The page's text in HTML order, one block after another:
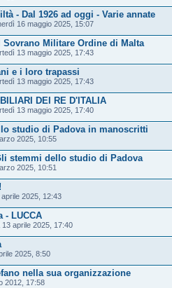
- Dal 1926 ad oggi - Varie annate
16 maggio 2025, 15:07
Militare Ordine di Malta
13 maggio 2025, 17:43
e i loro trapassi
13 maggio 2025, 17:43
DEI RE D'ITALIA
13 maggio 2025, 17:40
studio di Padova in manoscritti
2025, 10:55
stemmi dello studio di Padova
2025, 10:51
2025, 12:43
- LUCCA
aprile 2025, 17:40
2025, 8:50
nella sua organizzazione
2012, 17:58